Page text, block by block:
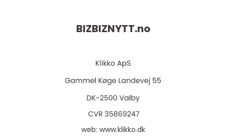
BIZBIZNYTT.no
web: www.klikko.dk